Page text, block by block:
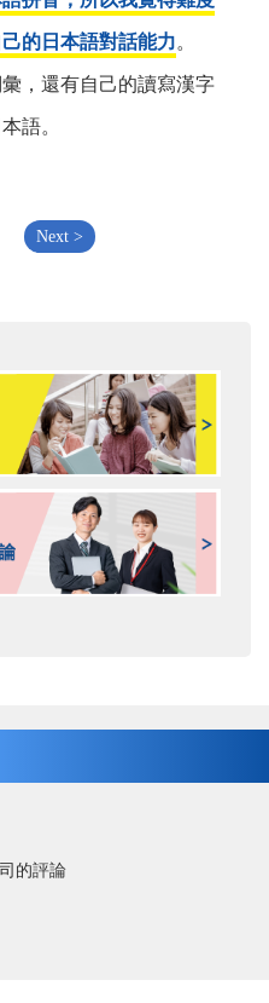
的日本語對話能力。
，還有自己的讀寫漢字
語。
Next >
的評論